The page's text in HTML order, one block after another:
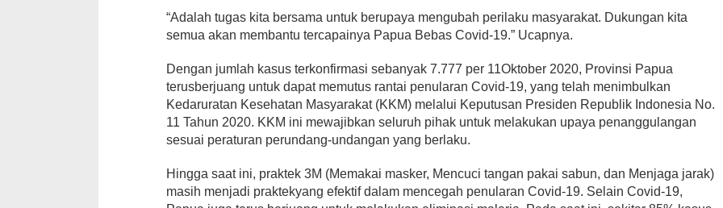
“Adalah tugas kita bersama untuk berupaya mengubah perilaku masyarakat. Dukungan kita
semua akan membantu tercapainya Papua Bebas Covid-19.” Ucapnya.
Dengan jumlah kasus terkonfirmasi sebanyak 7.777 per 11Oktober 2020, Provinsi Papua
terusberjuang untuk dapat memutus rantai penularan Covid-19, yang telah menimbulkan
Kedaruratan Kesehatan Masyarakat (KKM) melalui Keputusan Presiden Republik Indonesia No.
11 Tahun 2020. KKM ini mewajibkan seluruh pihak untuk melakukan upaya penanggulangan
sesuai peraturan perundang-undangan yang berlaku.
Hingga saat ini, praktek 3M (Memakai masker, Mencuci tangan pakai sabun, dan Menjaga jarak)
masih menjadi praktekyang efektif dalam mencegah penularan Covid-19. Selain Covid-19,